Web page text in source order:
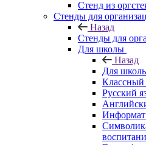
Стенд из
Стенды для
Назад
Стенды для
Для школы
Назад
Для
Классный
Русский